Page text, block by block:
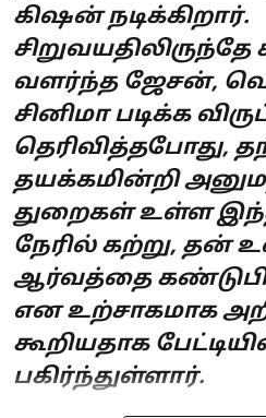
கிஷன் நடிக்கிறார்.
சிறுவயதிலிருந்தே
வளர்ந்த ஜேசன்,
சினிமா படிக்க
தெரிவித்தபோது,
தயக்கமின்றி
துறைகள் உள்ள
நேரில் கற்று,
ஆர்வத்தை
என உற்சாகமாக
கூறியதாக
பகிர்ந்துள்ளார்.